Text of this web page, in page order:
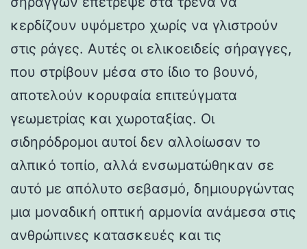
κερδίζουν υψόμετρο χωρίς να γλιστρούν
στις ράγες. Αυτές οι ελικοειδείς σήραγγες,
που στρίβουν μέσα στο ίδιο το βουνό,
αποτελούν κορυφαία επιτεύγματα
γεωμετρίας και χωροταξίας. Οι
σιδηρόδρομοι αυτοί δεν αλλοίωσαν το
αλπικό τοπίο, αλλά ενσωματώθηκαν σε
αυτό με απόλυτο σεβασμό, δημιουργώντας
μια μοναδική οπτική αρμονία ανάμεσα στις
ανθρώπινες κατασκευές και τις